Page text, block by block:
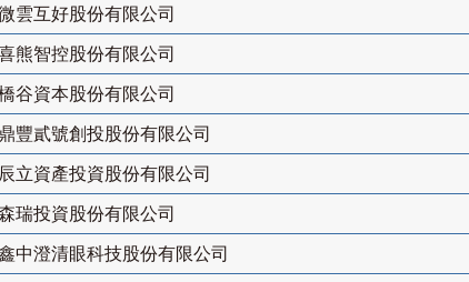
雲互好股份有限公司
熊智控股份有限公司
谷資本股份有限公司
鼎豐貳號創投股份有限公司
辰立資產投資股份有限公司
瑞投資股份有限公司
中澄清眼科技股份有限公司